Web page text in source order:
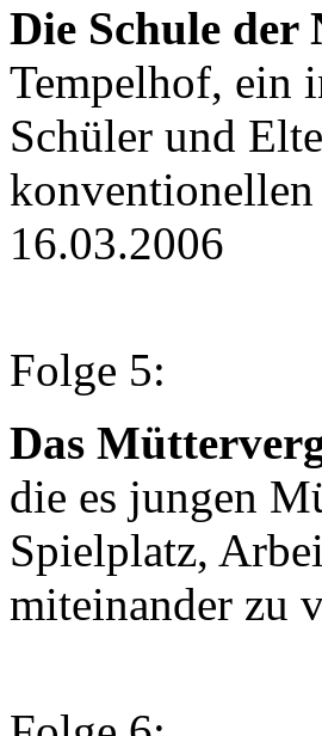
Die Schule der
Tempelhof, ein
Schüler und
16.03.2006
Folge 5:
Das
die es jungen
Spielplatz,
miteinander zu